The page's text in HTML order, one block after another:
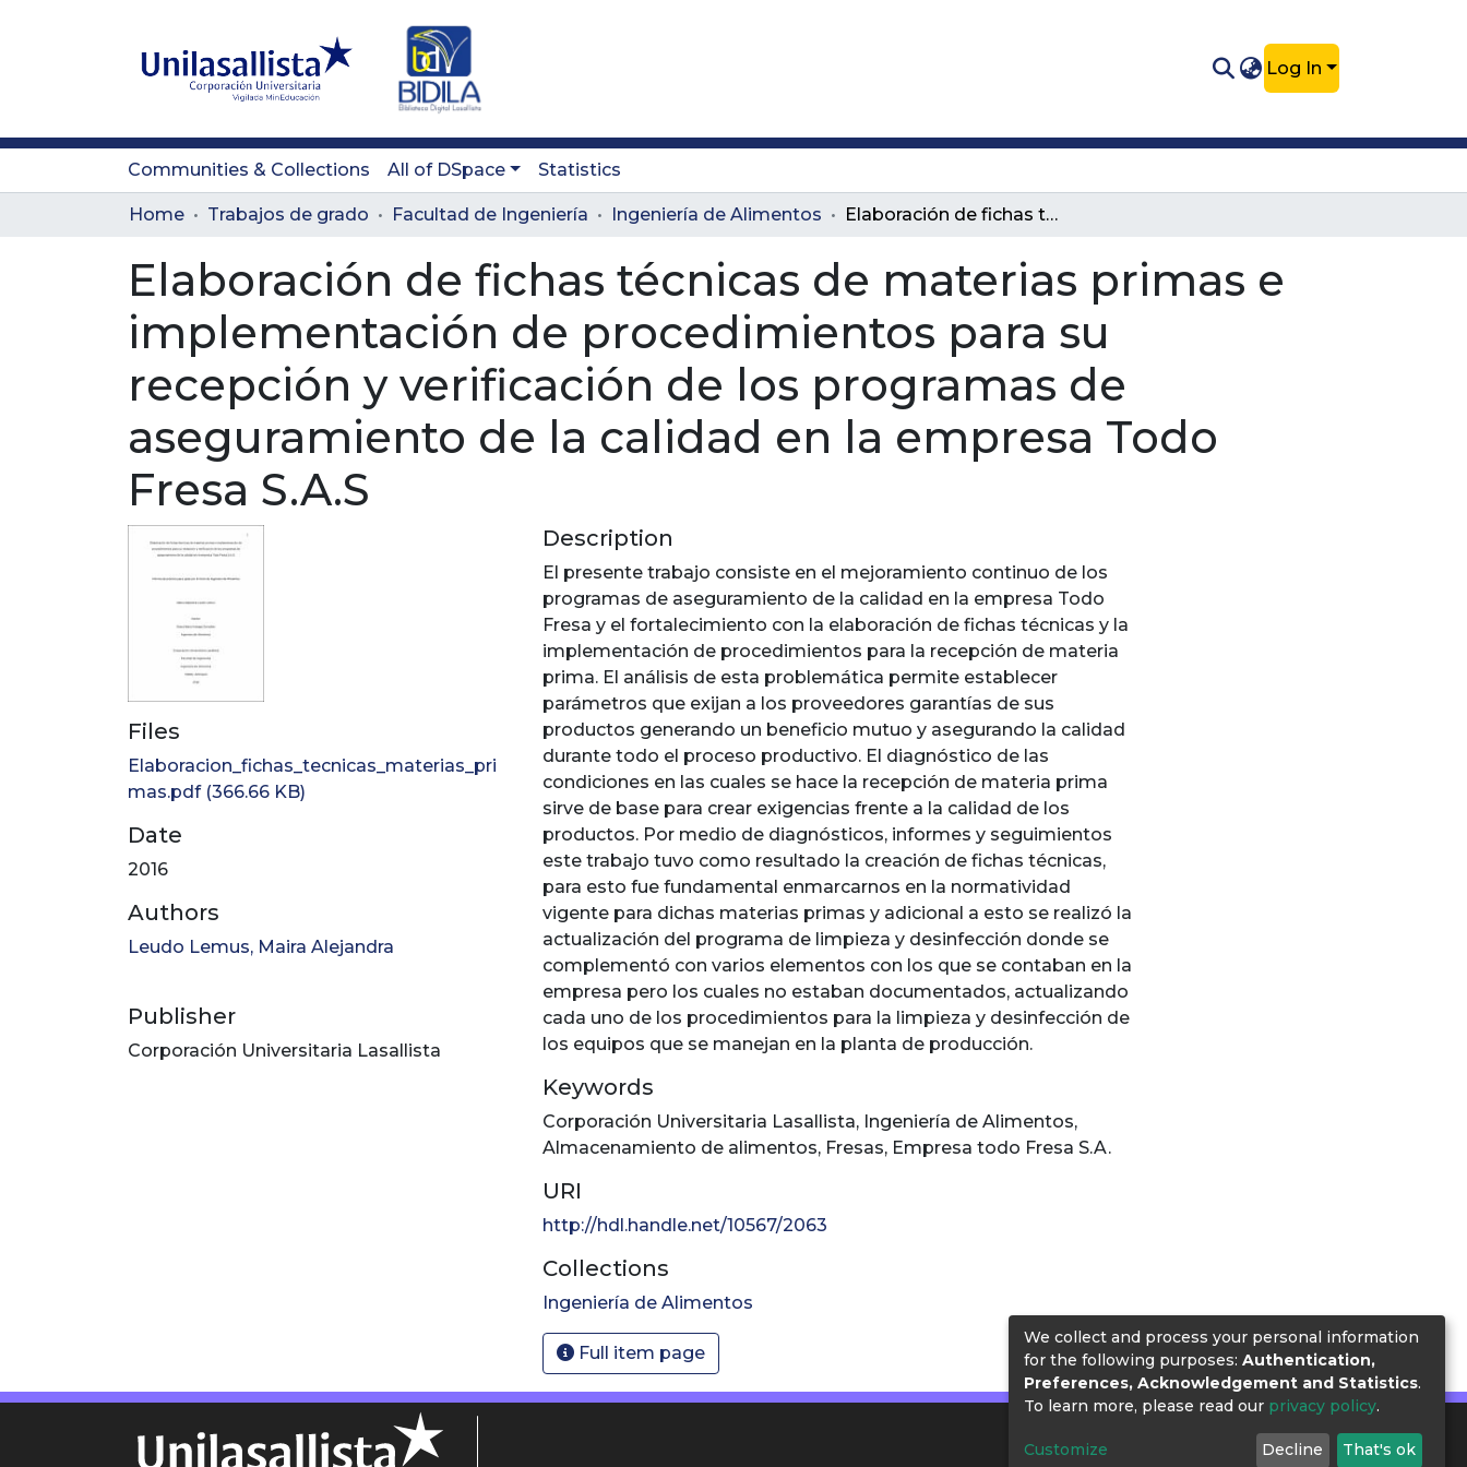
Log In
Communities & Collections All of DSpace Statistics
Home Trabajos de grado Facultad de Ingeniería Ingeniería de Alimentos Elaboración de fichas técnicas de materias primas e implementación de procedimientos para su recepción y verificación de los programas de aseguramiento de la calidad en la empresa Todo Fresa S.A.S
Elaboración de fichas técnicas de materias primas e
implementación de procedimientos para su
recepción y verificación de los programas de
aseguramiento de la calidad en la empresa Todo
Fresa S.A.S
Files
Elaboracion_fichas_tecnicas_materias_pri
mas.pdf(366.66 KB)
Date
2016
Authors
Leudo Lemus, Maira Alejandra
Publisher
Corporación Universitaria Lasallista
Description
El presente trabajo consiste en el mejoramiento continuo de los
programas de aseguramiento de la calidad en la empresa Todo
Fresa y el fortalecimiento con la elaboración de fichas técnicas y la
implementación de procedimientos para la recepción de materia
prima. El análisis de esta problemática permite establecer
parámetros que exijan a los proveedores garantías de sus
productos generando un beneficio mutuo y asegurando la calidad
durante todo el proceso productivo. El diagnóstico de las
condiciones en las cuales se hace la recepción de materia prima
sirve de base para crear exigencias frente a la calidad de los
productos. Por medio de diagnósticos, informes y seguimientos
este trabajo tuvo como resultado la creación de fichas técnicas,
para esto fue fundamental enmarcarnos en la normatividad
vigente para dichas materias primas y adicional a esto se realizó la
actualización del programa de limpieza y desinfección donde se
complementó con varios elementos con los que se contaban en la
empresa pero los cuales no estaban documentados, actualizando
cada uno de los procedimientos para la limpieza y desinfección de
los equipos que se manejan en la planta de producción.
Keywords
Corporación Universitaria Lasallista, Ingeniería de Alimentos,
Almacenamiento de alimentos, Fresas, Empresa todo Fresa S.A.
URI
http://hdl.handle.net/10567/2063
Collections
Ingeniería de Alimentos
Full item page
We collect and process your personal information
for the following purposes: Authentication,
Preferences, Acknowledgement and Statistics.
To learn more, please read our privacy policy.
Customize Decline That's ok